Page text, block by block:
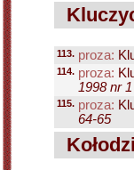
113. proza:
114. proza:
1998 nr
115. proza:
64-65